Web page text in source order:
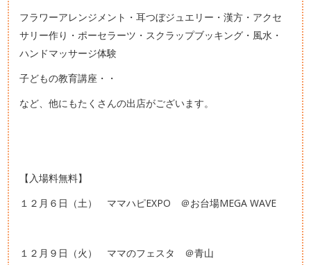
フラワーアレンジメント・耳つぼジュエリー・漢方・アクセ
サリー作り・ポーセラーツ・スクラップブッキング・風水・
ハンドマッサージ体験
子どもの教育講座・・
など、他にもたくさんの出店がございます。
【入場料無料】
１２月６日（土） ママハピEXPO ＠お台場MEGA WAVE
１２月９日（火） ママのフェスタ ＠青山